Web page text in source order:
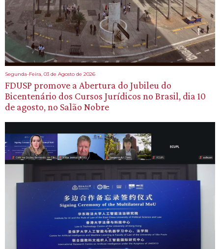
Segunda-Feira, 03 de Agosto de 2026
FDUSP promove a Abertura do Jubileu do
Bicentenário dos Cursos Jurídicos no Brasil, dia 10
de agosto, no Salão Nobre